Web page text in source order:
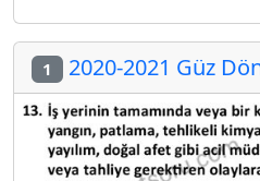
1 2020-2021 Güz